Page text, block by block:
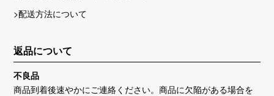
>配送方法について
返品について
不良品
商品到着後速やかにご連絡ください。商品に欠陥がある場合を